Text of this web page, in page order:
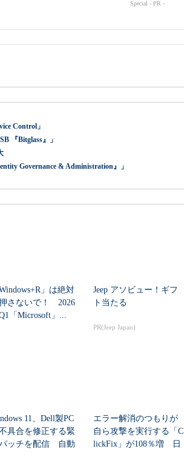
Control」
『Bitglass』」
Governance & Administration』」
Windows+R」は絶対
さないで！ 2026
「Microsoft」...
Jeep アソビュー！ギフ
ト当たる
PR(Jeep Japan)
11、Dell製PC
具合を修正する緊
ッチを配信 自動
エラー解消のつもりが
自ら攻撃を実行する「C
lickFix」が108％増 日